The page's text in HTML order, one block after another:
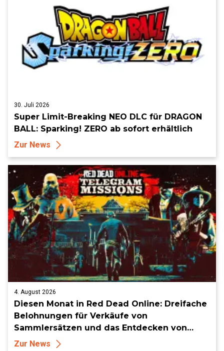
30. Juli 2026
Super Limit-Breaking NEO DLC für DRAGON
BALL: Sparking! ZERO ab sofort erhältlich
Zur News
4. August 2026
Diesen Monat in Red Dead Online: Dreifache
Belohnungen für Verkäufe von
Sammlersätzen und das Entdecken von
Sammlerstücken, in Telegramm-Missionen
Zur News